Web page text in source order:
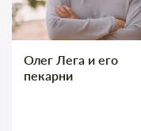
Олег Лега и его
пекарни